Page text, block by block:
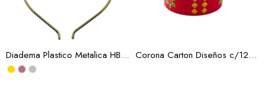
Diadema Plastico Metalica HBD 3 Colores (Docena)
Oro Rosa
Plata
Corona Carton Diseños c/12 (Docena)